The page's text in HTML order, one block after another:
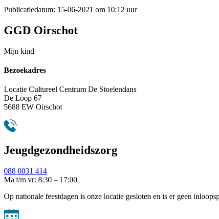
Publicatiedatum: 15-06-2021 om 10:12 uur
GGD Oirschot
Mijn kind
Bezoekadres
Locatie Cultureel Centrum De Stoelendans
De Loop 67
5688 EW Oirschot
Jeugdgezondheidszorg
088 0031 414
Ma t/m vr: 8:30 – 17:00
Op nationale feestdagen is onze locatie gesloten en is er geen